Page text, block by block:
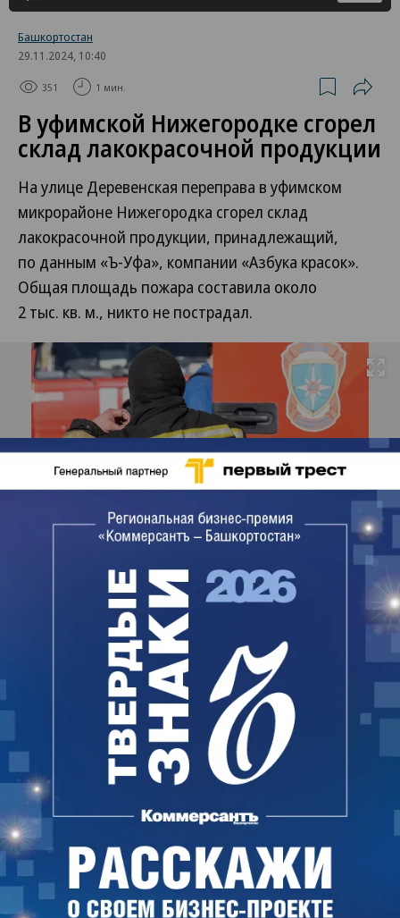
Башкортостан
29.11.2024, 10:40
351 1 мин.
В уфимской Нижегородке сгорел
склад лакокрасочной продукции
На улице Деревенская переправа в уфимском
микрорайоне Нижегородка сгорел склад
лакокрасочной продукции, принадлежащий,
по данным «Ъ-Уфа», компании «Азбука красок».
Общая площадь пожара составила около
2 тыс. кв. м., никто не пострадал.
Развернуть
Фото: Игорь Елисеев, Коммерсантъ
Первое сообщение о пожаре от пресс-службы
Главного управления МЧС России по Башкирии
было опубликовано накануне в 21:37.
О ликвидации открытого горения в ведомстве
отчитались в два часа ночи. В тушении пожара
участвовали 50 сотрудников, было привлечено
15 единиц техники, в том числе, пожарный поезд.
Расследование причин и обстоятельств
инцидента контролирует прокуратура Ленинского
района Уфы.
Идэль Гумеров